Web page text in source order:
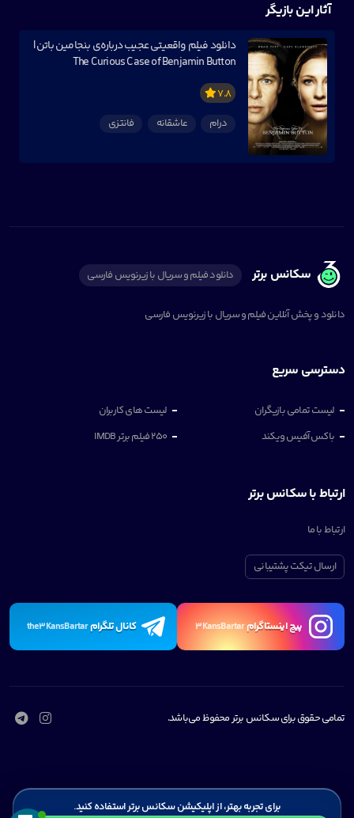
آثار این بازیگر
دانلود فیلم واقعیتی عجیب درباره‌ی بنجامین باتن |
The Curious Case of Benjamin Button
7.8
درام
عاشقانه فانتزی
سکانس برتر دانلود فیلم و سریال با زیرنویس فارسی
دانلود و پخش آنلاین فیلم و سریال با زیرنویس فارسی
دسترسی سریع
لیست تمامی بازیگران
لیست های کاربران
باکس آفیس ویکند
250 فیلم برتر IMDB
ارتباط با سکانس برتر
ارتباط با ما
ارسال تیکت پشتیبانی
پیچ اینستاگرام3KansBartar کانال تلگرامthe3KansBartar
تمامی حقوق برای سکانس برتر محفوظ می‌باشد.
برای تجربه بهتر، از اپلیکیشن سکانس برتر استفاده کنید.